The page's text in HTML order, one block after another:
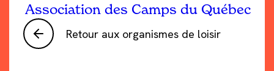
Retour aux organismes de loisir
Association des Camps du Québec